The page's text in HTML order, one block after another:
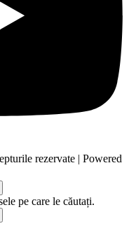
rezervate | Powered
pe care le căutați.